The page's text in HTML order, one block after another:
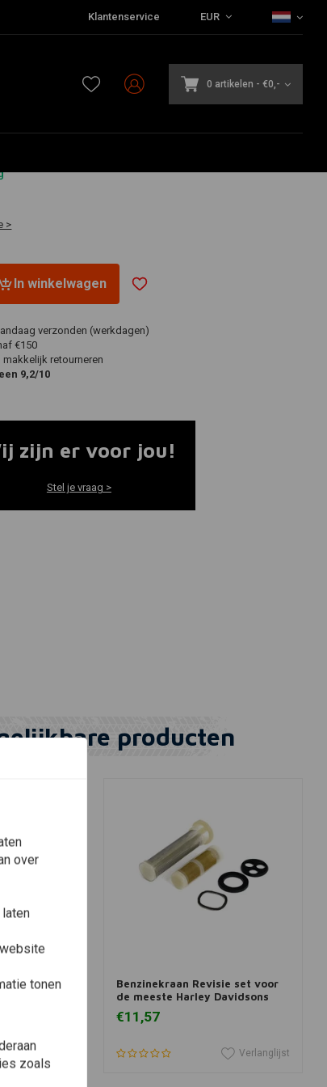
Klantenservice EUR
0 artikelen - €0,-
>
In winkelwagen
verzonden (werkdagen)
€150
retourneren
9,2/10
zijn er voor jou!
Stel je vraag >
producten
Verlanglijst
Benzinekraan Revisie set voor
de meeste Harley Davidsons
€11,57
Verlanglijst
over
tonen
zoals